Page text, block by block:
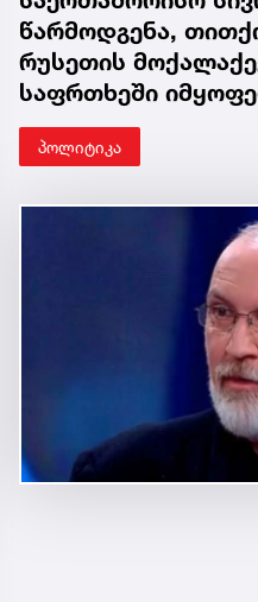
წარმოდგენა,
რუსეთის
საფრთხეში
პოლიტიკა